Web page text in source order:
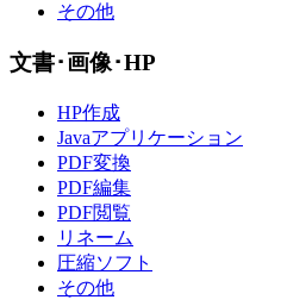
その他
文書･画像･HP
HP作成
Javaアプリケーション
PDF変換
PDF編集
PDF閲覧
リネーム
圧縮ソフト
その他